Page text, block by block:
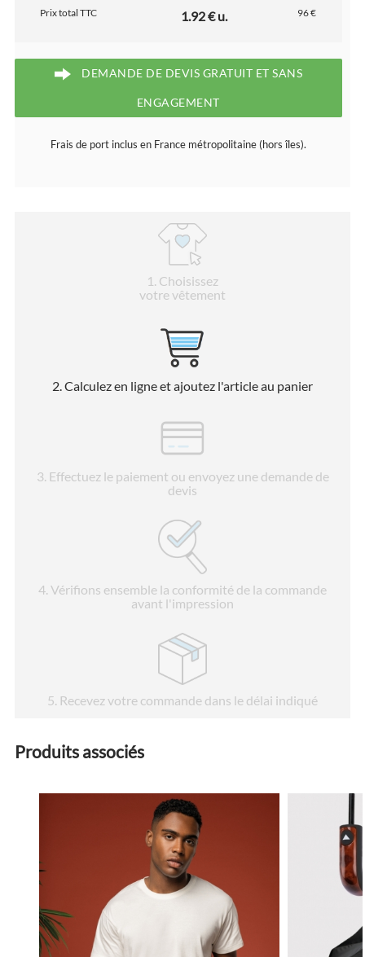
Prix total TTC 1.92 € u. 96 €
DEMANDE DE DEVIS GRATUIT ET SANS
ENGAGEMENT
Frais de port inclus en France métropolitaine (hors îles).
1 . Choisissez
votre vêtement
2 . Calculez en ligne et ajoutez l'article au panier
3. Effectuez le paiement ou envoyez une demande de
devis
4. Vérifions ensemble la conformité de la commande
avant l'impression
5. Recevez votre commande dans le délai indiqué
Produits associés